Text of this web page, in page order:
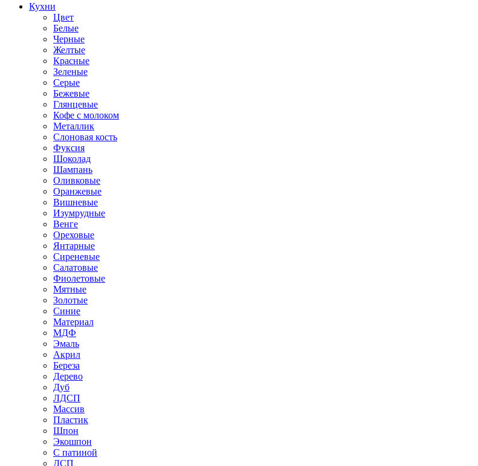
Кухни
Цвет
Белые
Черные
Желтые
Красные
Зеленые
Серые
Бежевые
Глянцевые
Кофе с молоком
Металлик
Слоновая кость
Фуксия
Шоколад
Шампань
Оливковые
Оранжевые
Вишневые
Изумрудные
Венге
Ореховые
Янтарные
Сиреневые
Салатовые
Фиолетовые
Мятные
Золотые
Синие
Материал
МДФ
Эмаль
Акрил
Береза
Дерево
Дуб
ЛДСП
Массив
Пластик
Шпон
Экошпон
С патиной
ДСП